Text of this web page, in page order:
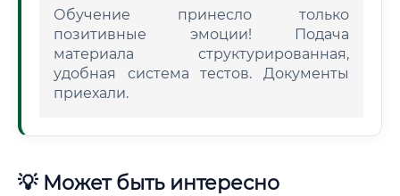
Обучение принесло только
позитивные эмоции! Подача
материала структурированная,
удобная система тестов. Документы
приехали.
💡 Может быть интересно